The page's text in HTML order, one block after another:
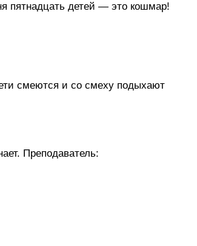
пятнадцать детей — это кошмар!
смеются и со смеху подыхают
Преподаватель: